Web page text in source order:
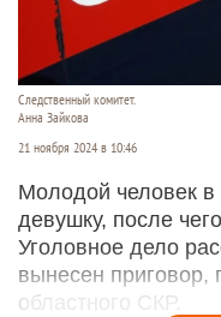
Следственный комитет.
Анна Зайкова
21 ноября 2024 в 10:46
Молодой человек
девушку, после
Уголовное дело
вынесен приговор,
областного СКР.